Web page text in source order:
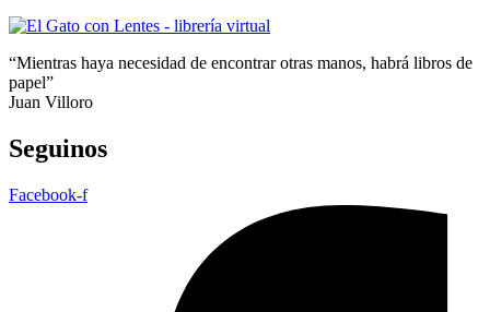
“Mientras haya necesidad de encontrar otras manos, habrá libros de
papel”
Juan Villoro
Seguinos
Facebook-f